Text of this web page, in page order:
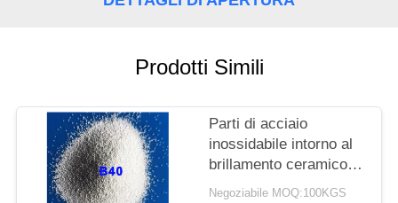
DEL
SITO
POLITICA
Prodotti Simili
Parti di acciaio
inossidabile intorno al
brillamento ceramico
solido della perla
Negoziabile MOQ:100KGS